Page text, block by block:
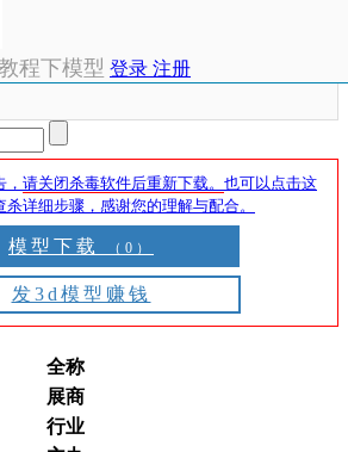
程下模型 登录 注册
请关闭杀毒软件后重新下载。 也可以点击这
详细步骤，感谢您的理解与配合。
模型下载 （0）
发3d模型赚钱
全称
展商
行业